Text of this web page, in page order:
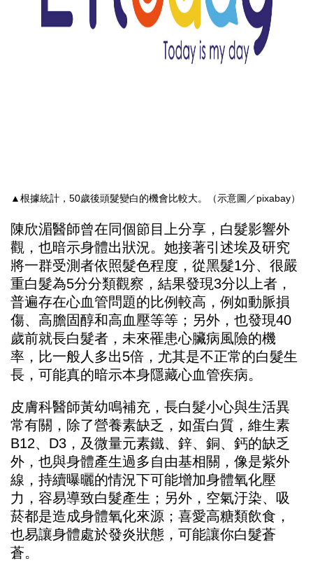
▲根據統計，50歲後頭髮變白的機會比較大。（示意圖／pixabay）
陳欣湄醫師曾在同個節目上分享，白髮影響外
觀，也暗示身體出狀況。她接著引述埃及研究
將一群受測者依照髮色程度，從黑髮1分、很嚴
重白髮為5分分類觀察，結果發現3分以上者，
普遍存在心血管問題的比例較高，例如動脈損
傷、高膽固醇和高血壓等等；另外，也發現40
歲前就長白髮者，未來罹患心臟病風險的機
率，比一般人多出5倍，尤其是不正常的白髮生
長，可能真的暗示本身隱藏心血管疾病。
皮膚科醫師黃幼鳴補充，長白髮小心與生活異
常有關，除了營養素缺乏，如蛋白質，維生素
B12、D3，及微量元素鐵、鋅、銅、鈣的缺乏
外，也與身體產生過多自由基相關，像是紫外
線，持續曝曬的情況下可能增加身體氧化壓
力，容易導致白髮產生；另外，空氣汙染、吸
菸都是造成身體氧化來源；喜愛高糖類飲食，
也易讓身體處於發炎狀態，可能讓你白髮蒼
蒼。